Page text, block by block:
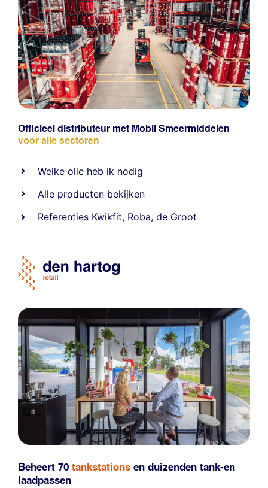
Officieel distributeur met Mobil Smeermiddelen
voor alle sectoren
Welke olie heb ik nodig
Alle producten bekijken
Referenties Kwikfit, Roba,de Groot
Beheert 70 tankstations en duizenden tank-en
laadpassen